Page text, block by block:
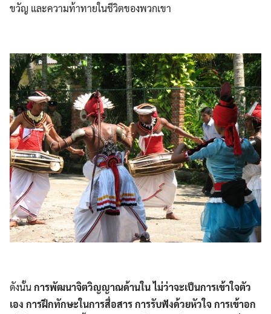
ขวัญ และความท้าทายในชีวิตของพวกเขา
ดังนั้นการพัฒนาจิตวิญญาณด้านใน ไม่ว่าจะเป็นการเข้าใจตัว
เอง การฝึกทักษะในการสื่อสาร การรับฟังด้วยหัวใจ การเข้าอก